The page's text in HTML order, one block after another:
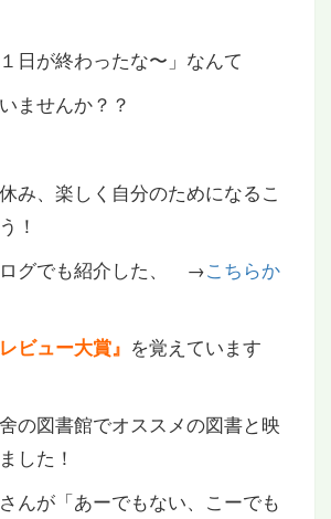
日が終わったな〜」なんて
ませんか？？
み、楽しく自分のためになるこ
！
ログでも紹介した、 →こちらか
ビュー大賞』 を覚えています
の図書館でオススメの図書と映
した！
んが「あーでもない、こーでも